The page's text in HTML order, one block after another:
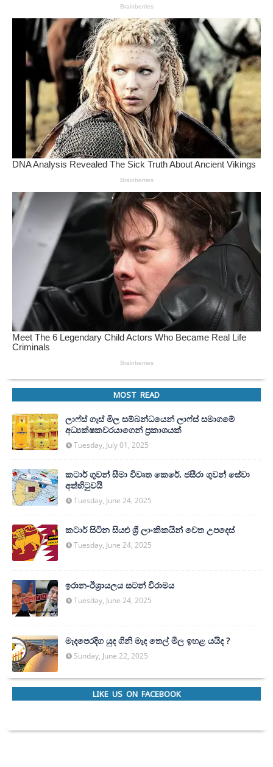
MOST READ
ලාෆ්ස් ගෑස් මිල සම්බන්ධයෙන් ලාෆ්ස් සමාගමේ
අධ්‍යක්ෂකවරයාගෙන් ප්‍රකාශයක්
Tuesday, July 01, 2025
කටාර් ගුවන් සීමා විවෘත කෙරේ, ජසීරා ගුවන් සේවා
අත්හි‍ටුවයි
Tuesday, June 24, 2025
කටාර් සිටින සියළු ශ්‍රී ලාංකිකයින් වෙත උපදෙස්
Tuesday, June 24, 2025
ඉරාන-ඊශ්‍රායලය සටන් විරාමය
Tuesday, June 24, 2025
මැදපෙරදිග යුද ගිනි මැද තෙල් මිල ඉහළ යයිද ?
Sunday, June 22, 2025
LIKE US ON FACEBOOK